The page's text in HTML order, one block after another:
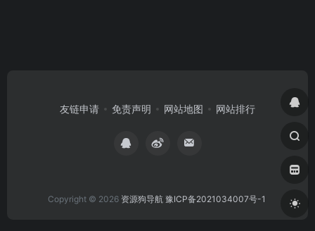
友链申请 免责声明 网站地图 网站排行
Copyright © 2026 资源狗导航 豫ICP备2021034007号-1